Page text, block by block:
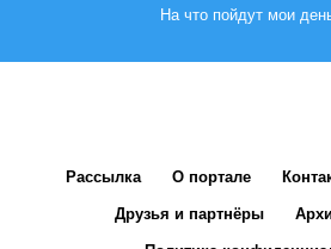
На что пойдут мои
Рассылка О портале
Друзья и партнёры